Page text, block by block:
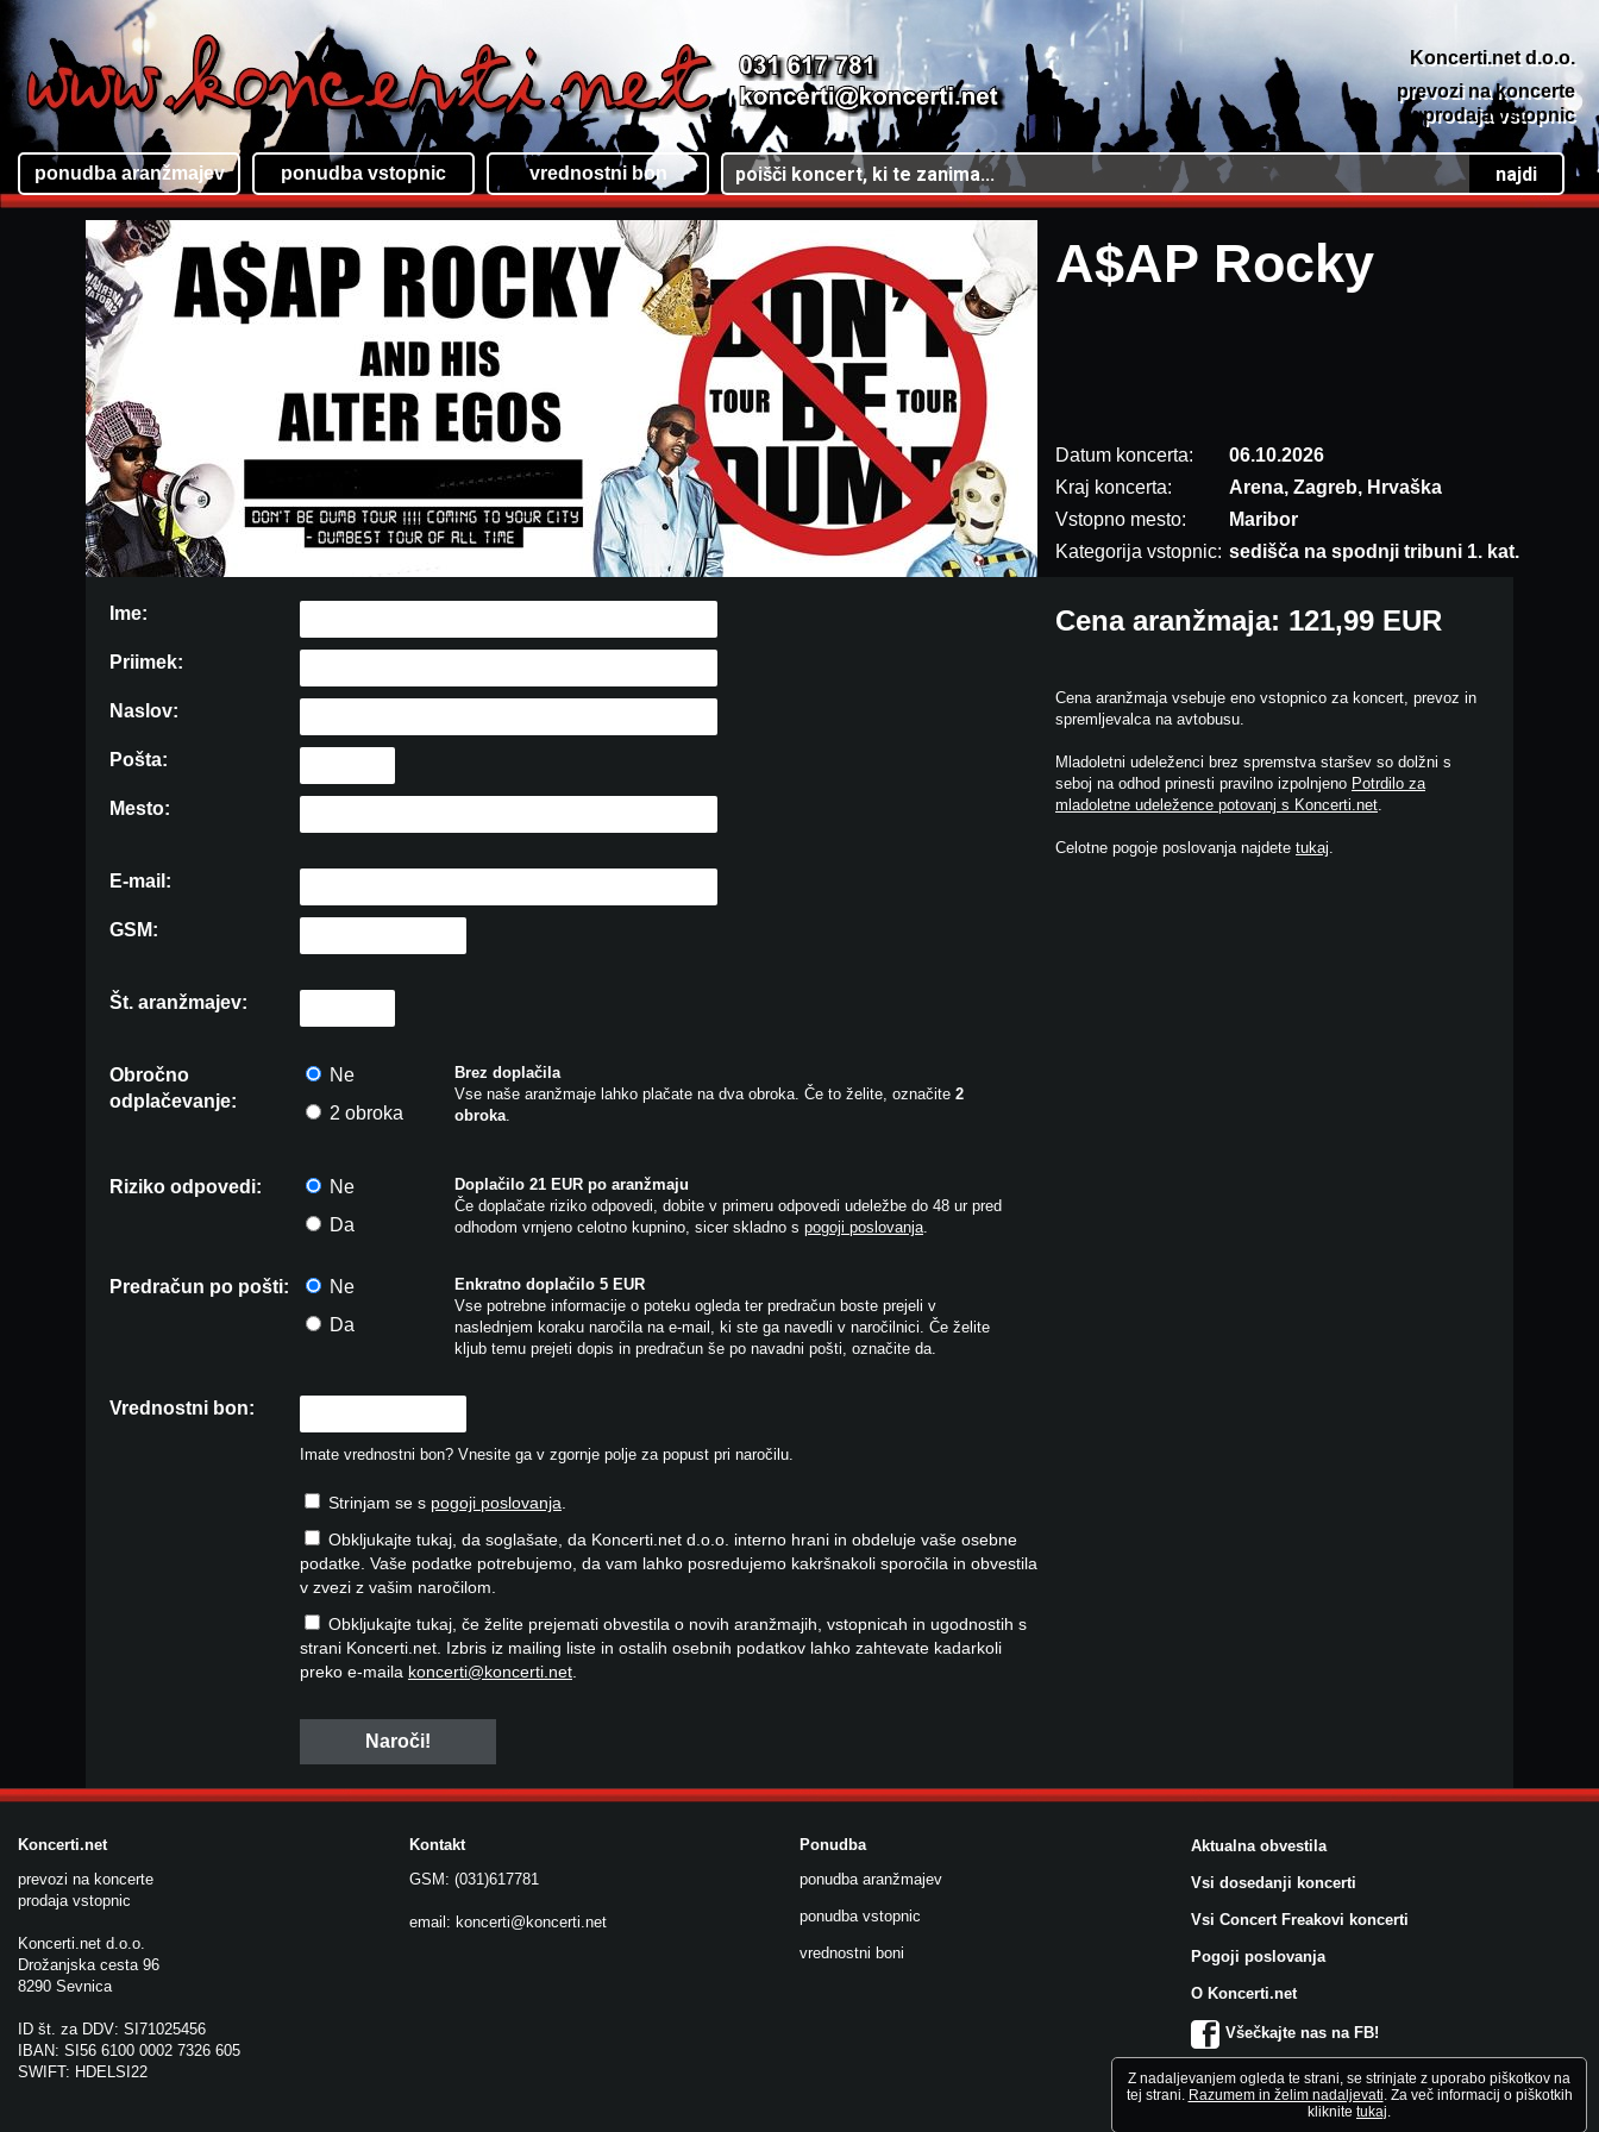
ponudba aranžmajev ponudba vstopnic vrednostni bon
Koncerti.net d.o.o.
prevozi na koncerte
prodaja vstopnic
A$AP Rocky
Datum koncerta:
06.10.2026
Kraj koncerta:
Arena, Zagreb, Hrvaška
Vstopno mesto:
Maribor
Kategorija vstopnic: sedišča na spodnji tribuni 1. kat.
Ime:
Priimek:
Naslov:
Pošta:
Mesto:
E-mail:
GSM:
Št. aranžmajev:
Obročno
odplačevanje:
Ne
2 obroka
Brez doplačila
Vse naše aranžmaje lahko plačate na dva obroka. Če to želite, označite 2
obroka.
Riziko odpovedi:
Ne
Da
Doplačilo 21 EUR po aranžmaju
Če doplačate riziko odpovedi, dobite v primeru odpovedi udeležbe do 48 ur pred
odhodom vrnjeno celotno kupnino, sicer skladno s pogoji poslovanja.
Predračun po pošti:
Ne
Da
Enkratno doplačilo 5 EUR
Vse potrebne informacije o poteku ogleda ter predračun boste prejeli v
naslednjem koraku naročila na e-mail, ki ste ga navedli v naročilnici. Če želite
kljub temu prejeti dopis in predračun še po navadni pošti, označite da.
Vrednostni bon:
Imate vrednostni bon? Vnesite ga v zgornje polje za popust pri naročilu.
Strinjam se s pogoji poslovanja
Obkljukajte tukaj, da soglašate, da Koncerti.net d.o.o. interno hrani in obdeluje vaše osebne
podatke. Vaše podatke potrebujemo, da vam lahko posredujemo kakršnakoli sporočila in obvestila
v zvezi z vašim naročilom.
Obkljukajte tukaj, če želite prejemati obvestila o novih aranžmajih, vstopnicah in ugodnostih s
strani Koncerti.net. Izbris iz mailing liste in ostalih osebnih podatkov lahko zahtevate kadarkoli
preko e-maila koncerti@koncerti.net
Cena aranžmaja: 121,99 EUR
Cena aranžmaja vsebuje eno vstopnico za koncert, prevoz in
spremljevalca na avtobusu.
Mladoletni udeleženci brez spremstva staršev so dolžni s
seboj na odhod prinesti pravilno izpolnjeno Potrdilo za
mladoletne udeležence potovanj s Koncerti.net.
Celotne pogoje poslovanja najdete tukaj.
Koncerti.net
prevozi na koncerte
prodaja vstopnic
Koncerti.net d.o.o.
Drožanjska cesta 96
8290 Sevnica
ID št. za DDV: SI71025456
IBAN: SI56 6100 0002 7326 605
SWIFT: HDELSI22
Kontakt
GSM: (031)617781
email: koncerti@koncerti.net
Ponudba
ponudba aranžmajev
ponudba vstopnic
vrednostni boni
Aktualna obvestila
Vsi dosedanji koncerti
Vsi Concert Freakovi koncerti
Pogoji poslovanja
O Koncerti.net
Všečkajte nas na FB!
Z nadaljevanjem ogleda te strani, se strinjate z uporabo piškotkov na
tej strani. Razumem in želim nadaljevati. Za več informacij o piškotkih
kliknite tukaj.